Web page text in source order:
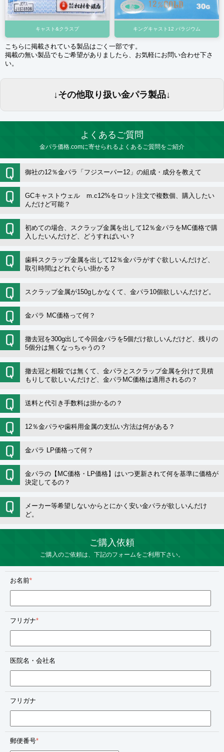
キャスト&クラスプ キングキャスト12 パラジウム
こちらに掲載されている製品はごく一部です。
掲載の無い製品でもご希望がありましたら、お気軽にお問い合わせ下さ
い。
↓その他取り扱い金パラ製品↓
よくあるご質問
金パラ価格.comに寄せられるよくあるご質問をご紹介
御社の12％金パラ「フジスーパー12」の組成・成分を教えて
GCキャストウェル m.c12%をロット注文で複数個、購入したい
んだけど可能？
初めての場合、スクラップ金属を出して12％金パラをMC価格で購
入したいんだけど、どうすればいい？
歯科スクラップ金属を出して12％金パラがすぐ欲しいんだけど、
取引時間はどれぐらい掛かる？
スクラップ金属が150gしかなくて、金パラ10個欲しいんだけど。
金パラ MC価格って何？
撤去冠を300g出して今回金パラを5個だけ欲しいんだけど、残りの
5個分は無くなっちゃうの？
撤去冠と相殺では無くて、金パラとスクラップ金属を分けて見積
もりして欲しいんだけど、金パラMC価格は適用されるの？
送料と代引き手数料は掛かるの？
12％金パラや歯科用金属の支払い方法は何がある？
金パラ LP価格って何？
金パラの【MC価格・LP価格】はいつ更新されて何を基準に価格が
決定してるの？
メーカー等希望しないからとにかく安い金パラが欲しいんだけ
ど。
ご購入依頼
ご購入のご依頼は、下記のフォームをご利用下さい。
お名前*
フリガナ*
医院名・会社名
フリガナ
郵便番号*